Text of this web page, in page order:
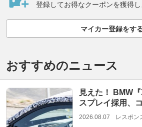
登録してお得なクーポンを獲得し
マイカー登録をす
おすすめのニュース
見えた！ BMW
スプレイ採用、
2026.08.07 レスポン